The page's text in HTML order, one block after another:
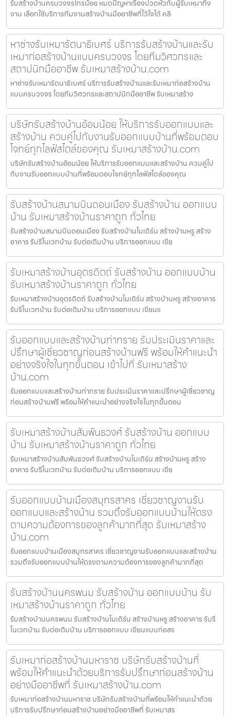
รับสร้างบ้านครบวงจรไทรน้อย หมดปัญหาเรื่องปวดหัวกับผู้รับเหมาทิ้ง
งาน เลือกใช้บริการทีมงานสร้างบ้านมืออาชีพที่ไว้ใจได้ คลิ
หาช่างรับเหมารัตนาธิเบศร์ บริการรับสร้างบ้านและรับ
เหมาก่อสร้างบ้านแบบครบวงจร โดยทีมวิศวกรและ
สถาปนิกมืออาชีพ รับเหมาสร้างบ้าน.com
หาช่างรับเหมารัตนาธิเบศร์ บริการรับสร้างบ้านและรับเหมาก่อสร้างบ้าน
แบบครบวงจร โดยทีมวิศวกรและสถาปนิกมืออาชีพ รับเหมาสร้าง
บริษัทรับสร้างบ้านอ้อมน้อย ให้บริการรับออกแบบและ
สร้างบ้าน ควบคู่ไปกับงานรับออกแบบบ้านที่พร้อมตอบ
โจทย์ทุกไลฟ์สไตล์ของคุณ รับเหมาสร้างบ้าน.com
บริษัทรับสร้างบ้านอ้อมน้อย ให้บริการรับออกแบบและสร้างบ้าน ควบคู่ไป
กับงานรับออกแบบบ้านที่พร้อมตอบโจทย์ทุกไลฟ์สไตล์ของคุณ
รับสร้างบ้านสนามบินดอนเมือง รับสร้างบ้าน ออกแบบ
บ้าน รับเหมาสร้างบ้านราคาถูก ทั่วไทย
รับสร้างบ้านสนามบินดอนเมือง รับสร้างบ้านโมเดิร์น สร้างบ้านหรู สร้าง
อาคาร รับรีโนเวทบ้าน รับต่อเติมบ้าน บริการออกแบบ เขีย
รับเหมาสร้างบ้านอุตรดิตถ์ รับสร้างบ้าน ออกแบบบ้าน
รับเหมาสร้างบ้านราคาถูก ทั่วไทย
รับเหมาสร้างบ้านอุตรดิตถ์ รับสร้างบ้านโมเดิร์น สร้างบ้านหรู สร้างอาคาร
รับรีโนเวทบ้าน รับต่อเติมบ้าน บริการออกแบบ เขียนแ
รับออกแบบและสร้างบ้านท่าทราย รับประเมินราคาและ
ปรึกษาผู้เชี่ยวชาญก่อนสร้างบ้านฟรี พร้อมให้คำแนะนำ
อย่างจริงใจในทุกขั้นตอน เข้าไปที่ รับเหมาสร้าง
บ้าน.com
รับออกแบบและสร้างบ้านท่าทราย รับประเมินราคาและปรึกษาผู้เชี่ยวชาญ
ก่อนสร้างบ้านฟรี พร้อมให้คำแนะนำอย่างจริงใจในทุกขั้นตอน
รับเหมาสร้างบ้านสัมพันธวงศ์ รับสร้างบ้าน ออกแบบ
บ้าน รับเหมาสร้างบ้านราคาถูก ทั่วไทย
รับเหมาสร้างบ้านสัมพันธวงศ์ รับสร้างบ้านโมเดิร์น สร้างบ้านหรู สร้าง
อาคาร รับรีโนเวทบ้าน รับต่อเติมบ้าน บริการออกแบบ เขีย
รับออกแบบบ้านเมืองสมุทรสาคร เชี่ยวชาญงานรับ
ออกแบบและสร้างบ้าน รวมถึงรับออกแบบบ้านให้ตรง
ตามความต้องการของลูกค้ามากที่สุด รับเหมาสร้าง
บ้าน.com
รับออกแบบบ้านเมืองสมุทรสาคร เชี่ยวชาญงานรับออกแบบและสร้างบ้าน
รวมถึงรับออกแบบบ้านให้ตรงตามความต้องการของลูกค้ามากที่สุด
รับสร้างบ้านนครพนม รับสร้างบ้าน ออกแบบบ้าน รับ
เหมาสร้างบ้านราคาถูก ทั่วไทย
รับสร้างบ้านนครพนม รับสร้างบ้านโมเดิร์น สร้างบ้านหรู สร้างอาคาร รับรี
โนเวทบ้าน รับต่อเติมบ้าน บริการออกแบบ เขียนแบบก่อสร
รับเหมาก่อสร้างบ้านมหาราช บริษัทรับสร้างบ้านที่
พร้อมให้คำแนะนำด้วยบริการรับปรึกษาก่อนสร้างบ้าน
อย่างมืออาชีพที่ รับเหมาสร้างบ้าน.com
รับเหมาก่อสร้างบ้านมหาราช บริษัทรับสร้างบ้านที่พร้อมให้คำแนะนำด้วย
บริการรับปรึกษาก่อนสร้างบ้านอย่างมืออาชีพที่ รับเหมาสร